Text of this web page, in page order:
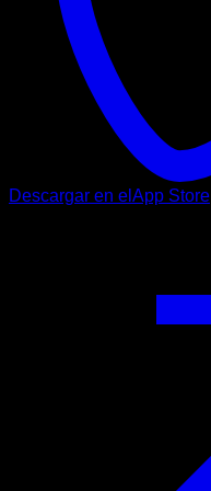
Descargar en el App Store